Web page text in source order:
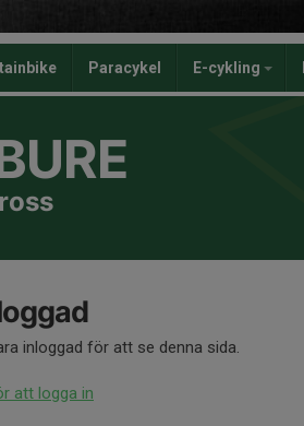
Paracykel E-cykling
inloggad för att se denna sida.
att logga in